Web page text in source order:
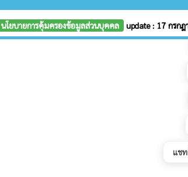
แช
นโยบายการคุ้มครองข้อมูลส่วนบุคคล update : 17 กรก